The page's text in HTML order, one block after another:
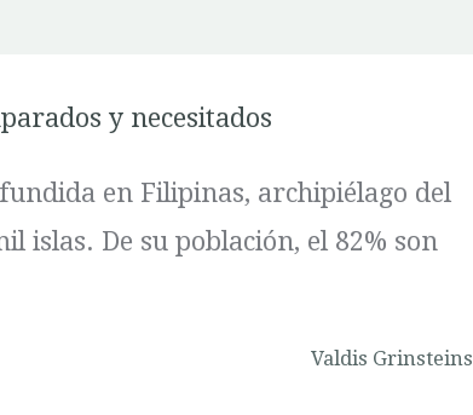
y necesitados
en Filipinas, archipiélago del
islas. De su población, el 82% son
Valdis Grinsteins